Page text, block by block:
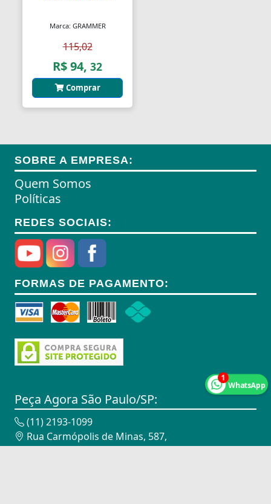
1
WhatsApp
Almofadas para Carimbos
Alças
Alças
Amperímetros
Amplificadores
Andadores
Aneis para Microblading
Anel Segmento
Anilhas
Anilhas de Marcação
Antenas
Antenas de TV
Anéis
Anéis
Marca: GRAMMER
115,02
R$ 94, 32
Comprar
SOBRE A EMPRESA:
Quem Somos
Políticas
REDES SOCIAIS:
FORMAS DE PAGAMENTO:
Peça Agora São Paulo/SP:
(11) 2193-1099
Rua Carmópolis de Minas, 587,